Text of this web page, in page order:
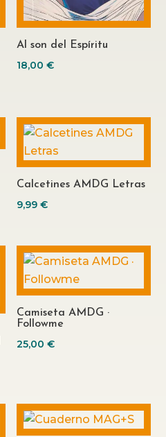
Al son del Espíritu
18,00€
Calcetines AMDG Letras
9,99€
Camiseta AMDG ·
Followme
25,00€